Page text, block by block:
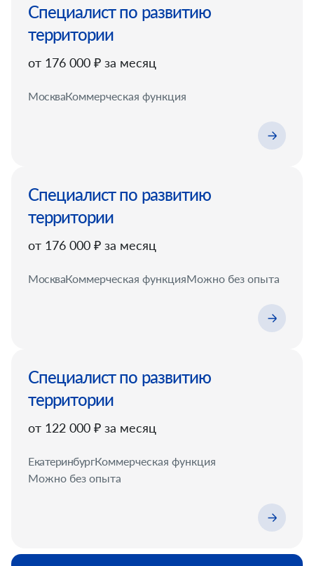
Специалист по развитию
территории
от 176 000 ₽ за месяц
МоскваКоммерческая функция
Специалист по развитию
территории
от 176 000 ₽ за месяц
МоскваКоммерческая функцияМожно без опыта
Специалист по развитию
территории
от 122 000 ₽ за месяц
ЕкатеринбургКоммерческая функция
Можно без опыта